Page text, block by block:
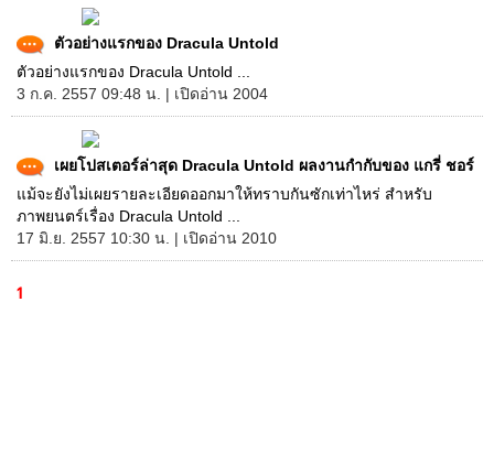
ตัวอย่างแรกของ Dracula Untold
ตัวอย่างแรกของ Dracula Untold ...
3 ก.ค. 2557 09:48 น. | เปิดอ่าน 2004
เผยโปสเตอร์ล่าสุด Dracula Untold ผลงานกำกับของ แกรี่ ชอร์
แม้จะยังไม่เผยรายละเอียดออกมาให้ทราบกันซักเท่าไหร่ สำหรับ
ภาพยนตร์เรื่อง Dracula Untold ...
17 มิ.ย. 2557 10:30 น. | เปิดอ่าน 2010
1